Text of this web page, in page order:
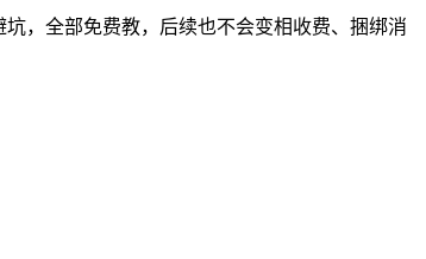
，全部免费教，后续也不会变相收费、捆绑消